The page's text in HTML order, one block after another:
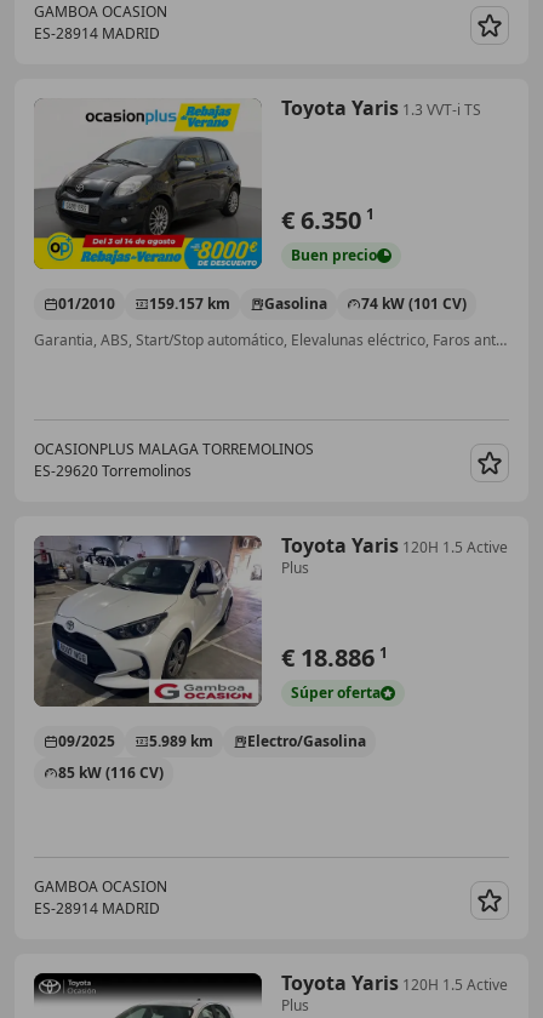
GAMBOA OCASION
ES-28914 MADRID
Toyota Yaris 1.3 VVT-i TS
€ 6.350 1
Buen precio
01/2010 159.157 km Gasolina
74 kW (101 CV)
Garantia, ABS, Start/Stop automático, Elevalunas eléctrico, Faros antiniebla, Bluetooth, Retrovisores laterales eléctricos, Aire Acondicionado
OCASIONPLUS MALAGA TORREMOLINOS
ES-29620 Torremolinos
Toyota Yaris 120H 1.5 Active
Plus
€ 18.886 1
Súperoferta
09/2025 5.989 km
Electro/Gasolina
85 kW (116 CV)
GAMBOA OCASION
ES-28914 MADRID
Toyota Yaris 120H 1.5 Active
Plus